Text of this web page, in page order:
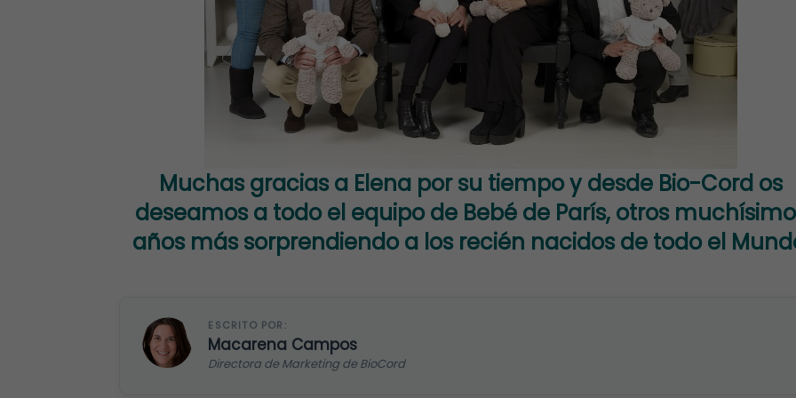
Muchas gracias a Elena por su tiempo y desde Bio-Cord os
deseamos a todo el equipo de Bebé de París, otros
años más sorprendiendo a los recién nacidos de todo el
ESCRITO POR:
Macarena Campos
Directora de Marketing de BioCord